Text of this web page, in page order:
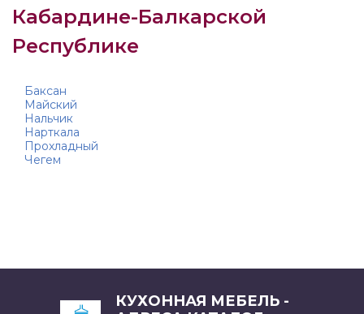
Кабардине-Балкарской
Республике
Баксан
Майский
Нальчик
Нарткала
Прохладный
Чегем
КУХОННАЯ МЕБЕЛЬ -